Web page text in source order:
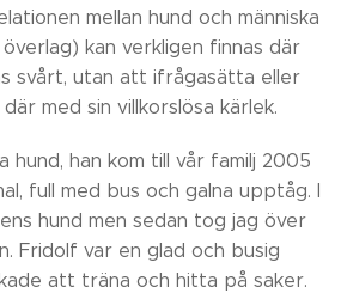
mellan hund och människa
kan verkligen finnas där
svårt, utan att ifrågasätta eller
med sin villkorslösa kärlek.
hund, han kom till vår familj 2005
full med bus och galna upptåg. I
hund men sedan tog jag över
Fridolf var en glad och busig
att träna och hitta på saker.